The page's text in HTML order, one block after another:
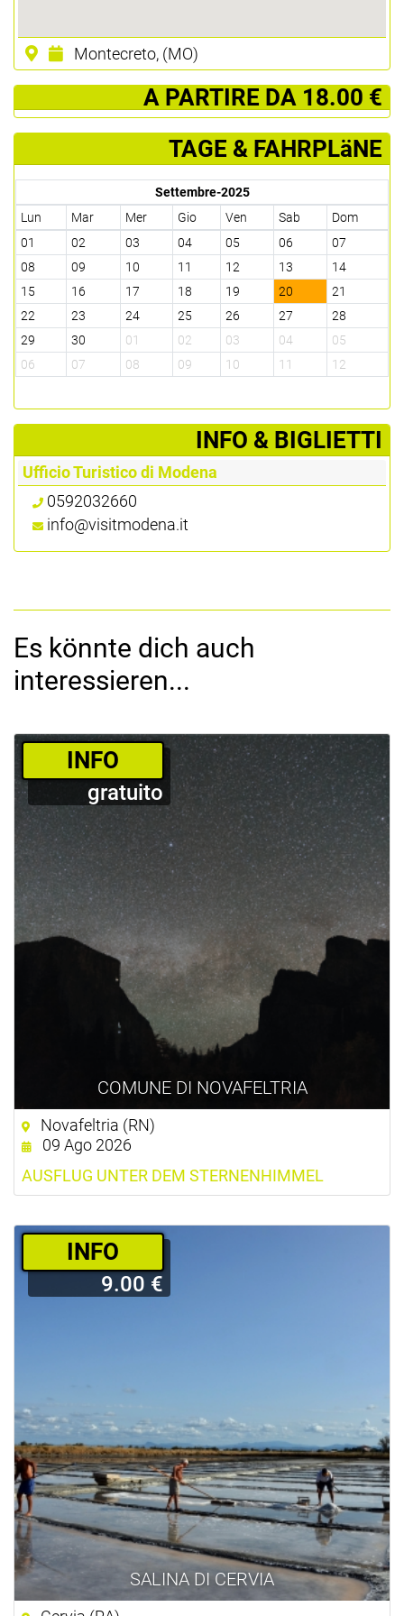
Montecreto, (MO)
­ A PARTIRE DA 18.00 €
TAGE & FAHRPLäNE
Settembre-2025
Lun
Mar Mer Gio Ven Sab
Dom
01
02 03 04 05 06
07
08
09 10 11 12 13
14
15
16 17 18 19 20
21
22
23 24 25 26 27
28
29
30 01 02 03 04
05
06
07 08 09 10 11 12
­INFO & BIGLIETTI
Ufficio Turistico di Modena
0592032660
info@visitmodena.it
Es könnte dich auch
interessieren...
COMUNE DI NOVAFELTRIA
­INFO
gratuito
Novafeltria (RN)
09 Ago 2026
AUSFLUG UNTER DEM STERNENHIMMEL
SALINA DI CERVIA
­INFO
9.00 €